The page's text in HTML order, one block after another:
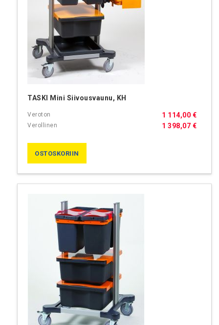
TASKI Mini Siivousvaunu, KH
1 398,07 €
1 114,00 €
OSTOSKORIIN